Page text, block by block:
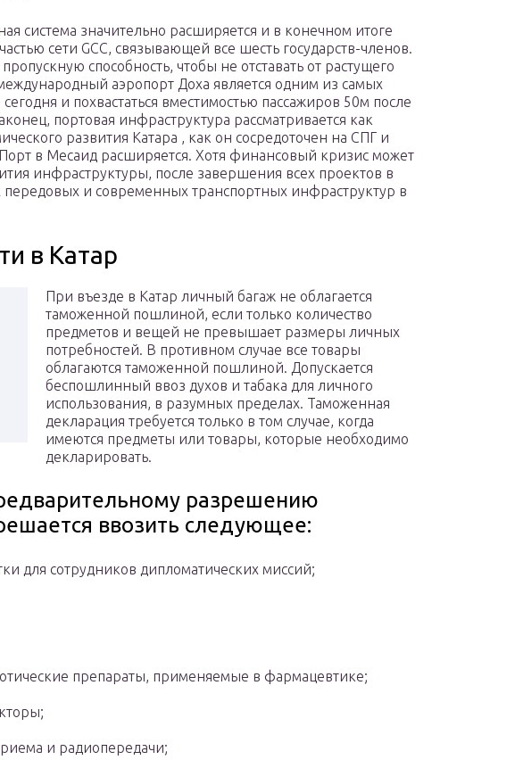
система значительно расширяется и в конечном итоге
сети GCC, связывающей все шесть государств-членов.
способность, чтобы не отставать от растущего
аэропорт Доха является одним из самых
и похвастаться вместимостью пассажиров 50м после
портовая инфраструктура рассматривается как
развития Катара , как он сосредоточен на СПГ и
в Месаид расширяется. Хотя финансовый кризис может
инфраструктуры, после завершения всех проектов в
передовых и современных транспортных инфраструктур в
в Катар
При въезде в Катар личный багаж не облагается
таможенной пошлиной, если только количество
предметов и вещей не превышает размеры личных
потребностей. В противном случае все товары
облагаются таможенной пошлиной. Допускается
беспошлинный ввоз духов и табака для личного
использования, в разумных пределах. Таможенная
декларация требуется только в том случае, когда
имеются предметы или товары, которые необходимо
декларировать.
разрешению
ввозить следующее:
для сотрудников дипломатических миссий;
препараты, применяемые в фармацевтике;
и радиопередачи;